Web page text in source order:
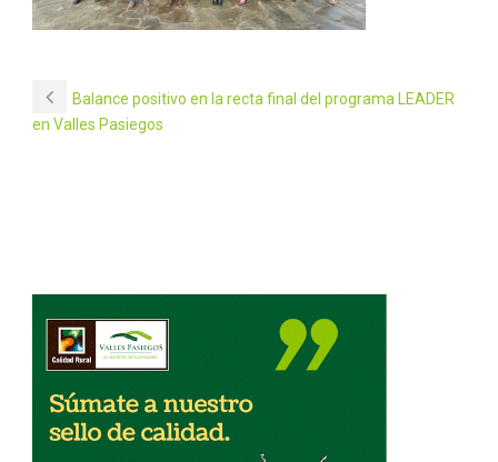
Balance positivo en la recta final del programa LEADER
en Valles Pasiegos